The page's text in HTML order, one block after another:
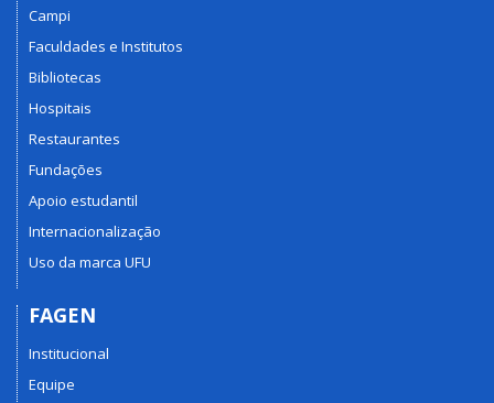
Campi
Faculdades e Institutos
Bibliotecas
Hospitais
Restaurantes
Fundações
Apoio estudantil
Internacionalização
Uso da marca UFU
FAGEN
Institucional
Equipe